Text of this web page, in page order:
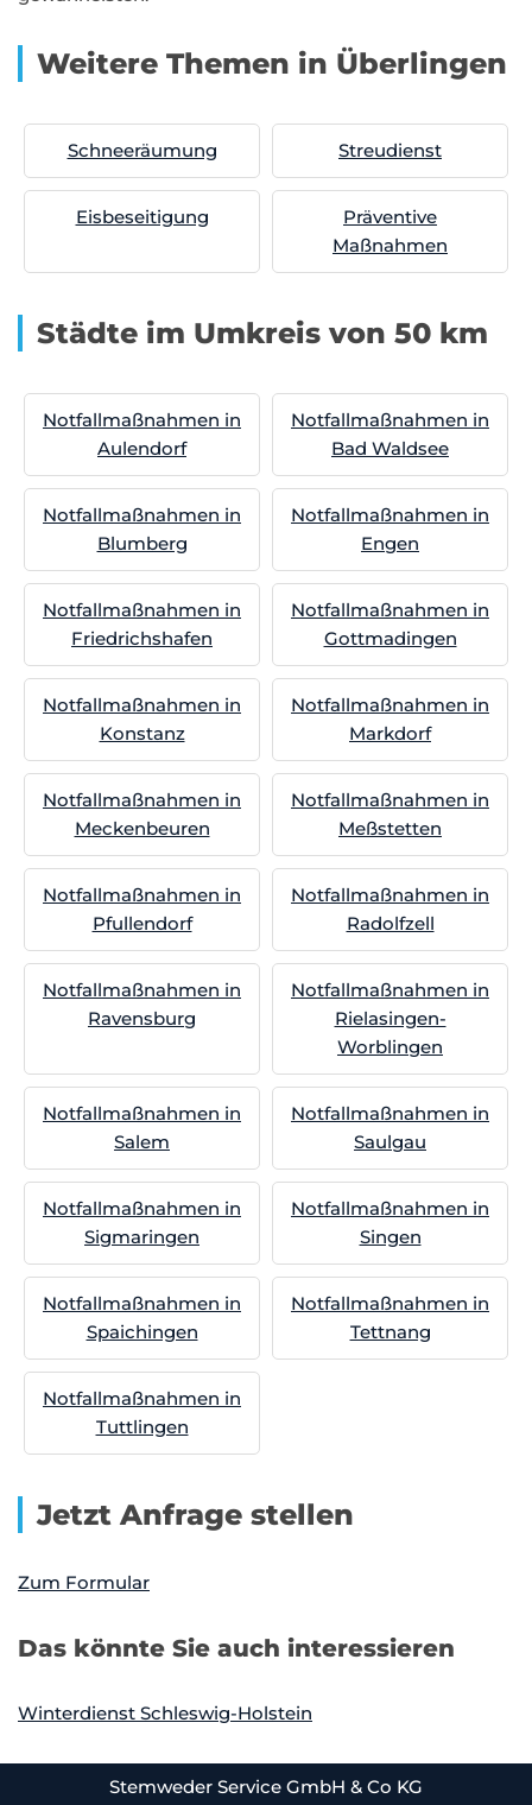
Weitere Themen in Überlingen
Schneeräumung Streudienst
Eisbeseitigung
Präventive
Maßnahmen
Städte im Umkreis von 50 km
Notfallmaßnahmen in
Aulendorf
Notfallmaßnahmen in
Bad Waldsee
Notfallmaßnahmen in
Blumberg
Notfallmaßnahmen in
Engen
Notfallmaßnahmen in
Friedrichshafen
Notfallmaßnahmen in
Gottmadingen
Notfallmaßnahmen in
Konstanz
Notfallmaßnahmen in
Markdorf
Notfallmaßnahmen in
Meckenbeuren
Notfallmaßnahmen in
Meßstetten
Notfallmaßnahmen in
Pfullendorf
Notfallmaßnahmen in
Radolfzell
Notfallmaßnahmen in
Ravensburg
Notfallmaßnahmen in
Rielasingen-
Worblingen
Notfallmaßnahmen in
Salem
Notfallmaßnahmen in
Saulgau
Notfallmaßnahmen in
Sigmaringen
Notfallmaßnahmen in
Singen
Notfallmaßnahmen in
Spaichingen
Notfallmaßnahmen in
Tettnang
Notfallmaßnahmen in
Tuttlingen
Jetzt Anfrage stellen
Zum Formular
Das könnte Sie auch interessieren
Winterdienst Schleswig-Holstein
Stemweder Service GmbH & Co KG